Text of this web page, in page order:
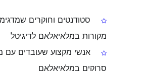
סטודנטים וחוקרים
מקורות במלאיאלאם לדיגיטל